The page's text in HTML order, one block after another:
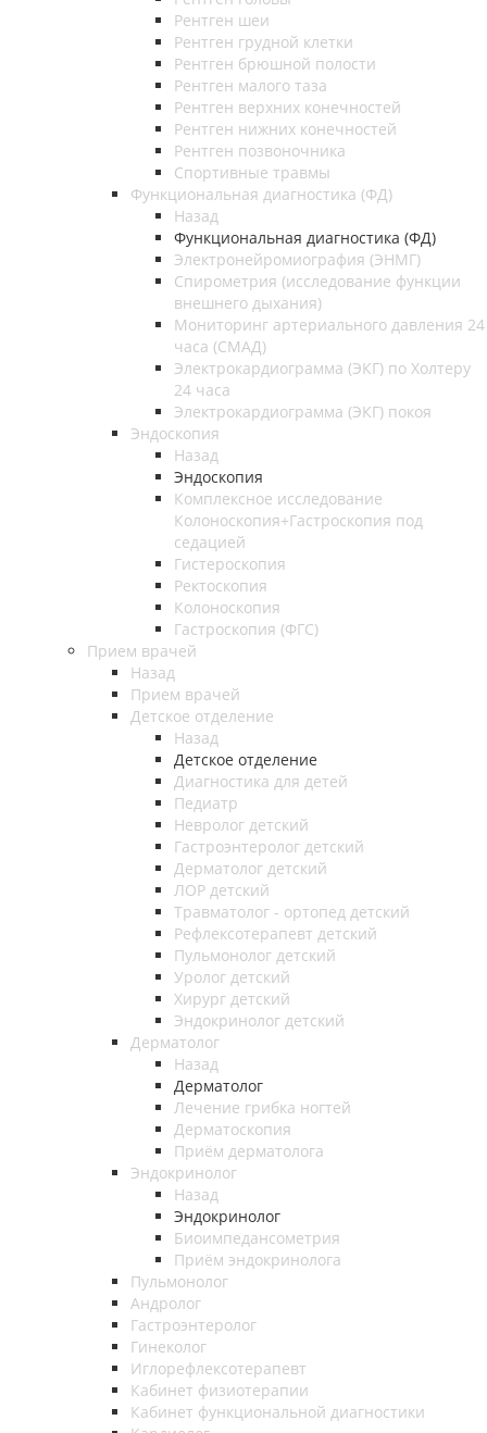
Рентген шеи
Рентген грудной клетки
Рентген брюшной полости
Рентген малого таза
Рентген верхних конечностей
Рентген нижних конечностей
Рентген позвоночника
Спортивные травмы
Функциональная диагностика (ФД)
Назад
Функциональная диагностика (ФД)
Электронейромиография (ЭНМГ)
Спирометрия (исследование функции
внешнего дыхания)
Мониторинг артериального давления 24
часа (СМАД)
Электрокардиограмма (ЭКГ) по Холтеру
24 часа
Электрокардиограмма (ЭКГ) покоя
Эндоскопия
Назад
Эндоскопия
Комплексное исследование
Колоноскопия+Гастроскопия под
седацией
Гистероскопия
Ректоскопия
Колоноскопия
Гастроскопия (ФГС)
Прием врачей
Назад
Прием врачей
Детское отделение
Назад
Детское отделение
Диагностика для детей
Педиатр
Невролог детский
Гастроэнтеролог детский
Дерматолог детский
ЛОР детский
Травматолог - ортопед детский
Рефлексотерапевт детский
Пульмонолог детский
Уролог детский
Хирург детский
Эндокринолог детский
Дерматолог
Назад
Дерматолог
Лечение грибка ногтей
Дерматоскопия
Приём дерматолога
Эндокринолог
Назад
Эндокринолог
Биоимпедансометрия
Приём эндокринолога
Пульмонолог
Андролог
Гастроэнтеролог
Гинеколог
Иглорефлексотерапевт
Кабинет физиотерапии
Кабинет функциональной диагностики